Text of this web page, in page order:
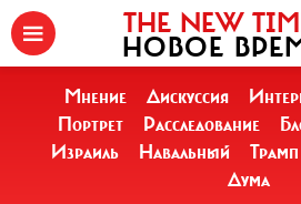
THE NEW
НОВОЕ
Мнение Дискуссия
Портрет
Расследование
Израиль
Навальный Трамп
Дума